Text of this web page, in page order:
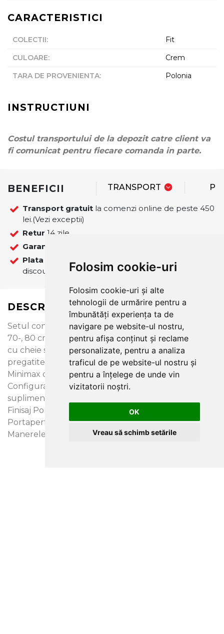
Folosim cookie-uri
Folosim cookie-uri și alte
tehnologii de urmărire pentru a
îmbunătăți experiența ta de
navigare pe website-ul nostru,
pentru afișa conținut și reclame
personalizate, pentru a analiza
traficul de pe website-ul nostru și
pentru a înțelege de unde vin
vizitatorii noștri.
OK
Vreau să schimb setările
CARACTERISTICI
COLECTII:
Fit
CULOARE:
Crem
TARA DE PROVENIENTA: Polonia
INSTRUCTIUNI
Costul transportului de la depozit catre client va
fi comunicat pentru fiecare comanda in parte.
BENEFICII TRANSPORT
Transport gratuit la comenzi online de peste 450
lei.(Vezi exceptii)
Retur 14 zile.
Garantie
Plata La plata online cu cardul se ofera 5%
discount pentru comenzile finalizate pe site!
DESCRIERE
Setul contine: foaia de usa structura tip fagure de
70-, 80 cm latime, doua balamale standard, broasca
cu cheie simpla - cu blocare pentru usi de baie sau
pregatite pentru cilindru, toc inclus colectia
Minimax de 10 cm, vopsea acacia argintiu.
Configurarea diferita a setului poate implica costuri
suplimentare. Tip finisaj (sau finisaje disponibile):
Finisaj Portadecor, Finisaj Portasynchro 3D, Finisaj
Portaperfect 3D, Finisaj Aluminiu grafiat. Atentie!
Manerele nu sunt incluse in pret!